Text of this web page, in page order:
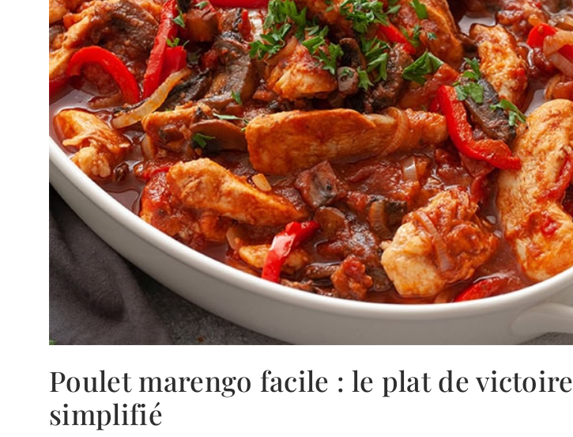
Poulet marengo facile : le plat de victoire
simplifié